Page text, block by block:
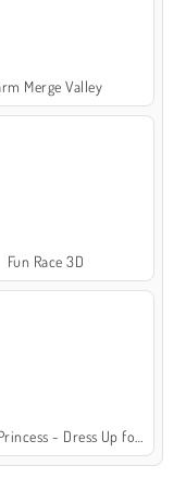
Merge Valley
Fun Race 3D
Fashion Princess - Dress Up for Girls